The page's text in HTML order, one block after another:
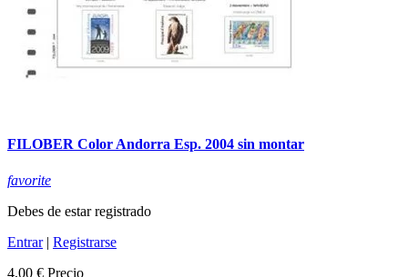
FILOBER Color Andorra Esp. 2004 sin montar
favorite
Debes de estar registrado
Entrar| Registrarse
4,00 € Precio